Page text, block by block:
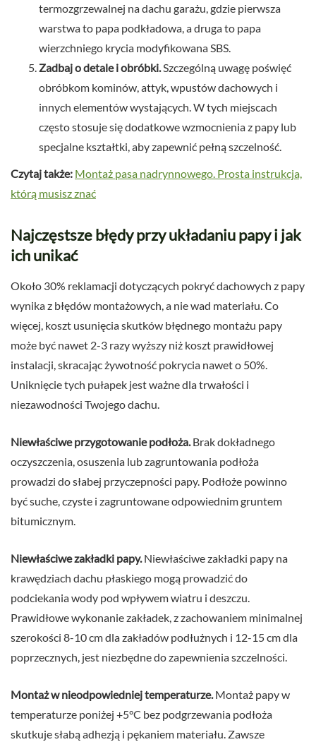
termozgrzewalnej na dachu garażu, gdzie pierwsza
warstwa to papa podkładowa, a druga to papa
wierzchniego krycia modyfikowana SBS.
Zadbaj o detale i obróbki.Szczególną uwagę poświęć
obróbkom kominów, attyk, wpustów dachowych i
innych elementów wystających. W tych miejscach
często stosuje się dodatkowe wzmocnienia z papy lub
specjalne kształtki, aby zapewnić pełną szczelność.
Czytaj także: Montaż pasa nadrynnowego. Prosta instrukcja,
którą musisz znać
Najczęstsze błędy przy układaniu papy i jak
ich unikać
Około 30% reklamacji dotyczących pokryć dachowych z papy
wynika z błędów montażowych, a nie wad materiału. Co
więcej, koszt usunięcia skutków błędnego montażu papy
może być nawet 2-3 razy wyższy niż koszt prawidłowej
instalacji, skracając żywotność pokrycia nawet o 50%.
Uniknięcie tych pułapek jest ważne dla trwałości i
niezawodności Twojego dachu.
Niewłaściwe przygotowanie podłoża.Brak dokładnego
oczyszczenia, osuszenia lub zagruntowania podłoża
prowadzi do słabej przyczepności papy. Podłoże powinno
być suche, czyste i zagruntowane odpowiednim gruntem
bitumicznym.
Niewłaściwe zakładki papy.Niewłaściwe zakładki papy na
krawędziach dachu płaskiego mogą prowadzić do
podciekania wody pod wpływem wiatru i deszczu.
Prawidłowe wykonanie zakładek, z zachowaniem minimalnej
szerokości 8-10 cm dla zakładów podłużnych i 12-15 cm dla
poprzecznych, jest niezbędne do zapewnienia szczelności.
Montaż w nieodpowiedniej temperaturze.Montaż papy w
temperaturze poniżej +5°C bez podgrzewania podłoża
skutkuje słabą adhezją i pękaniem materiału. Zawsze